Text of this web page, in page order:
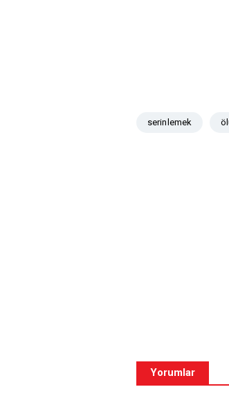
serinlemek
Yorumlar